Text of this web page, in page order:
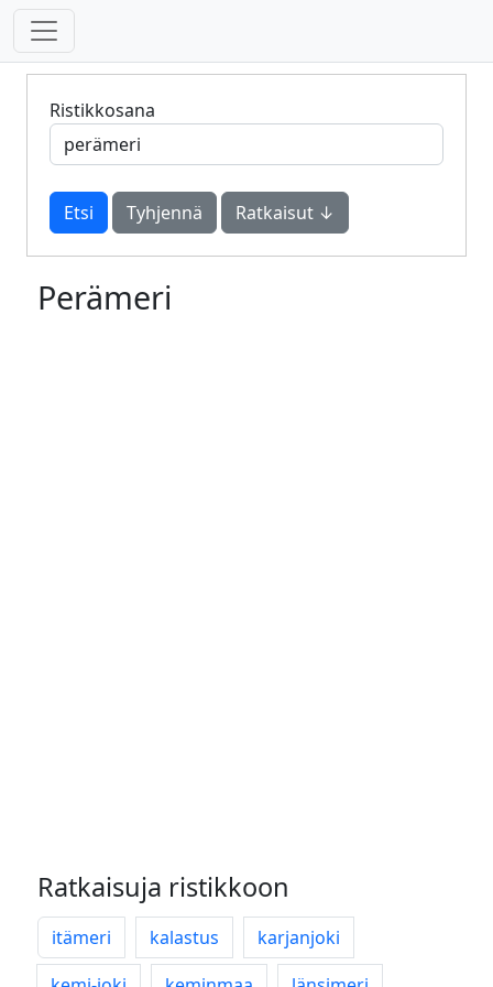
Ristikkosana
Tyhjennä Ratkaisut ↓
Perämeri
Ratkaisuja ristikkoon
itämeri kalastus
karjanjoki